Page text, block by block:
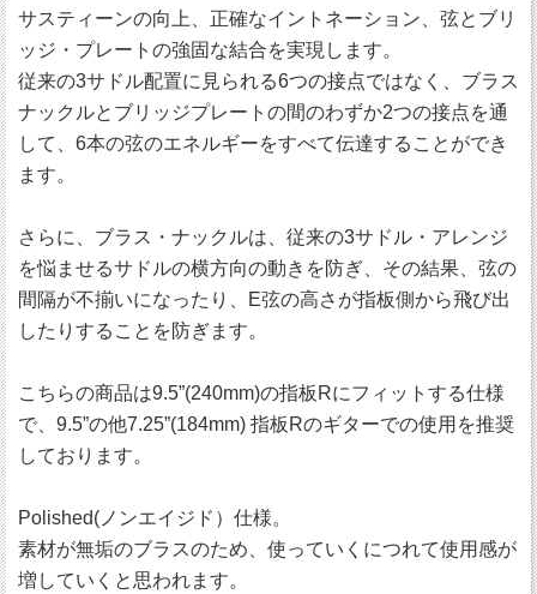
サスティーンの向上、正確なイントネーション、弦とブリ
ッジ・プレートの強固な結合を実現します。
従来の3サドル配置に見られる6つの接点ではなく、ブラス
ナックルとブリッジプレートの間のわずか2つの接点を通
して、6本の弦のエネルギーをすべて伝達することができ
ます。
さらに、ブラス・ナックルは、従来の3サドル・アレンジ
を悩ませるサドルの横方向の動きを防ぎ、その結果、弦の
間隔が不揃いになったり、E弦の高さが指板側から飛び出
したりすることを防ぎます。
こちらの商品は9.5”(240mm)の指板Rにフィットする仕様
で、9.5”の他7.25”(184mm) 指板Rのギターでの使用を推奨
しております。
Polished(ノンエイジド）仕様。
素材が無垢のブラスのため、使っていくにつれて使用感が
増していくと思われます。